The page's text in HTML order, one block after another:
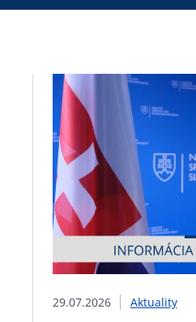
29.07.2026 Aktuality